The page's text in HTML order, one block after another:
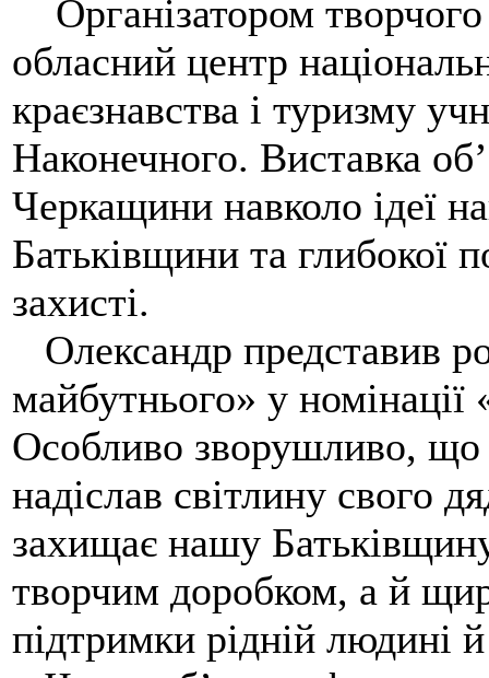
Організатором
обласний центр
краєзнавства і туризму
Наконечного. Виставка
Черкащини навколо ідеї
Батьківщини та глибокої
захисті.
Олександр представив
майбутнього» у номінації
Особливо зворушливо, що
надіслав світлину свого
захищає нашу
творчим доробком, а й
підтримки рідній людині